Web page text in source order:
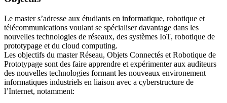
Le master s’adresse aux étudiants en informatique, robotique et
télécommunications voulant se spécialiser davantage dans les
nouvelles technologies de réseaux, des systèmes IoT, robotique de
prototypage et du cloud computing.
Les objectifs du master Réseau, Objets Connectés et Robotique de
Prototypage sont des faire apprendre et expérimenter aux auditeurs
des nouvelles technologies formant les nouveaux environement
informatiques industriels en liaison avec a cyberstructure de
l’Internet, notamment: